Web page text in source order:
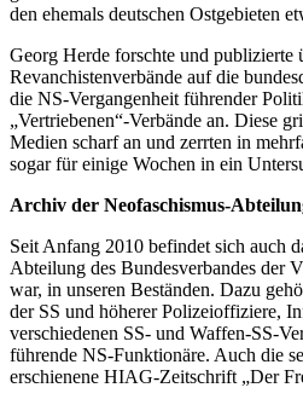
den ehemals deutschen Ostgebieten
Georg Herde forschte und publizierte
Revanchistenverbände auf die
die NS-Vergangenheit führender
„Vertriebenen“-Verbände an. Diese
Medien scharf an und zerrten in
sogar für einige Wochen in ein
Archiv der Neofaschismus-
Seit Anfang 2010 befindet sich auch
Abteilung des Bundesverbandes der
war, in unseren Beständen. Dazu
der SS und höherer Polizeioffiziere,
verschiedenen SS- und Waffen-SS-
führende NS-Funktionäre. Auch die
erschienene HIAG-Zeitschrift „Der